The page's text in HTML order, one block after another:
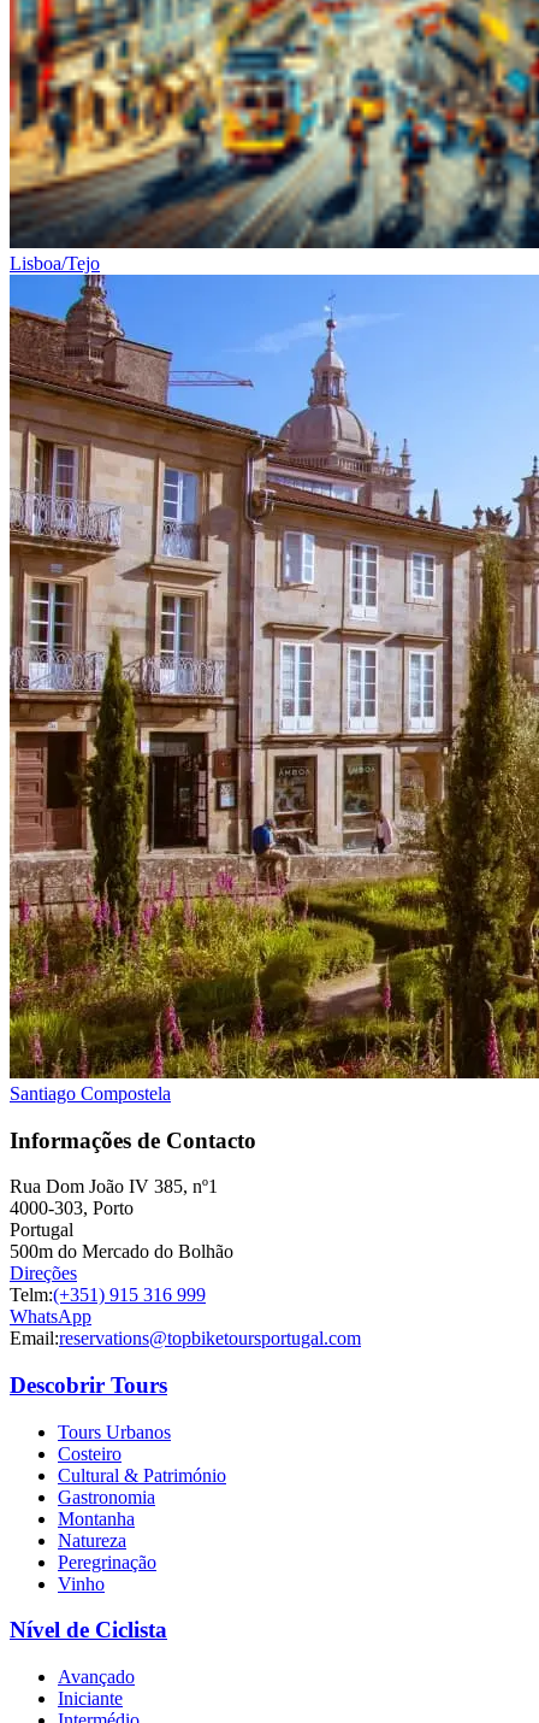
Mais da Região Vinícola do Alentejo e Castelos
8 Dias|4/5
Lisboa/Tejo
Santiago Compostela
Informações de Contacto
Rua Dom João IV 385, nº1
4000-303, Porto
Portugal
500m do Mercado do Bolhão
Direções
Telm:(+351) 915 316 999
WhatsApp
Email:reservations@topbiketoursportugal.com
Descobrir Tours
Tours Urbanos
Costeiro
Cultural & Património
Gastronomia
Montanha
Natureza
Peregrinação
Vinho
Nível de Ciclista
Avançado
Iniciante